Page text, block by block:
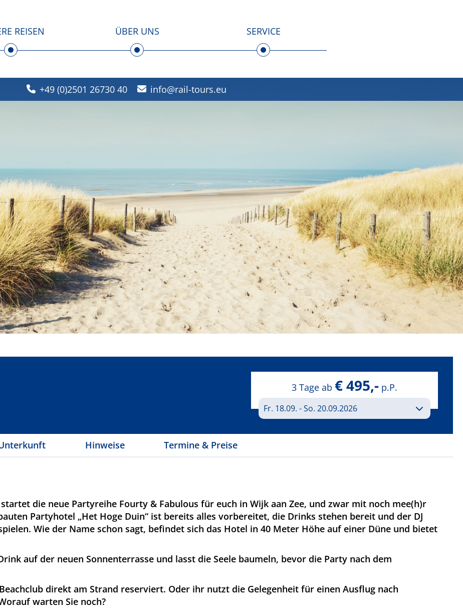
REISEN ÜBER UNS SERVICE
+49 (0)2501 26730 40 info rail-tours.eu
3 Tage ab € 495,-p.P.
Hinweise Termine & Preise
die neue Partyreihe Fourty & Fabulous für euch in Wijk aan Zee, und zwar mit noch mee(h)r
Partyhotel „Het Hoge Duin“ ist bereits alles vorbereitet, die Drinks stehen bereit und der DJ
Wie der Name schon sagt, befindet sich das Hotel in 40 Meter Höhe auf einer Düne und bietet
auf der neuen Sonnenterrasse und lasst die Seele baumeln, bevor die Party nach dem
direkt am Strand reserviert. Oder ihr nutzt die Gelegenheit für einen Ausflug nach
warten Sie noch?